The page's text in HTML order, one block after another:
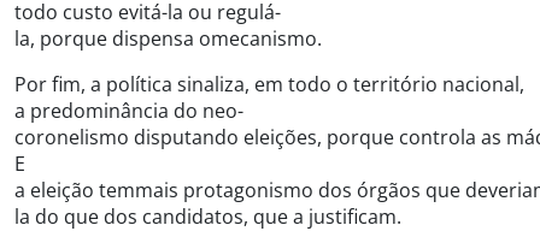
todo custo evitá-la ou regulá-
la, porque dispensa omecanismo.
Por fim, a política sinaliza, em todo o território nacional,
a predominância do neo-
coronelismo disputando eleições, porque controla as
E
a eleição temmais protagonismo dos órgãos que
la do que dos candidatos, que a justificam.